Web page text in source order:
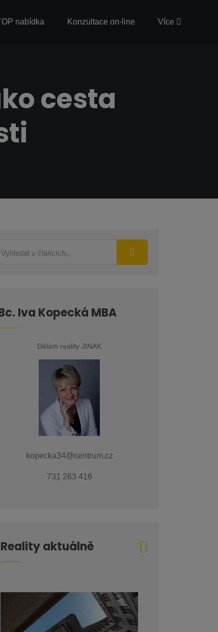
nabídka Konzultace on-line Více
cesta
Iva Kopecká MBA
Dělám reality JINAK
kopecka34@centrum.cz
731 263 416
Reality aktuálně